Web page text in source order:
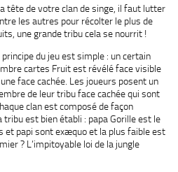
tête de votre clan de singe, il faut lutter
les autres pour récolter le plus de
une grande tribu cela se nourrit !
principe du jeu est simple : un certain
cartes Fruit est révélé face visible
face cachée. Les joueurs posent un
de leur tribu face cachée qui sont
clan est composé de façon
tribu est bien établi : papa Gorille est le
et papi sont exæquo et la plus faible est
? L’impitoyable loi de la jungle